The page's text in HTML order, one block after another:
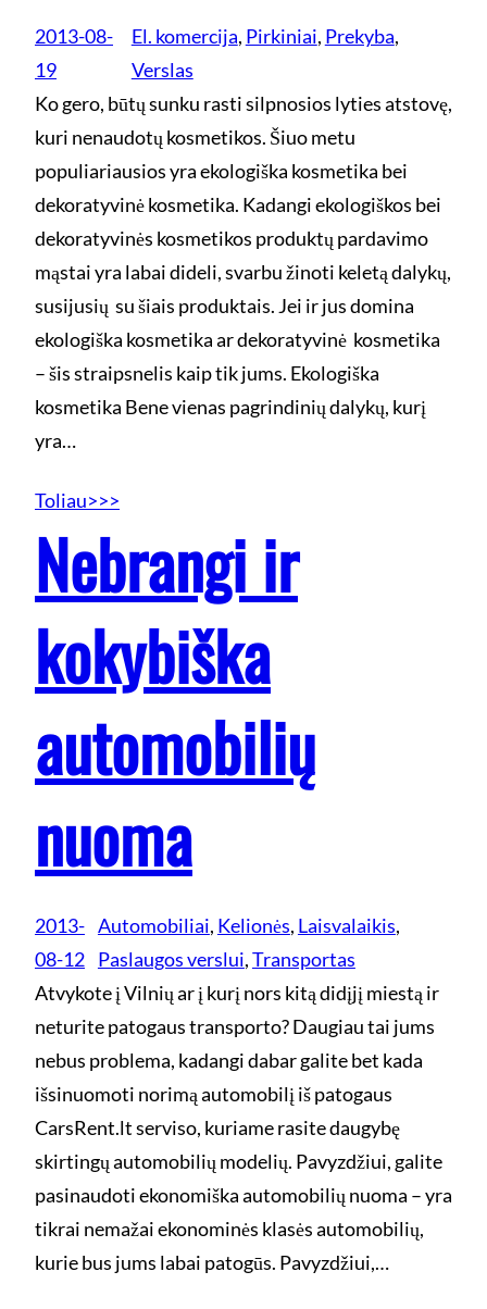
2013-08-
19
El. komercija, Pirkiniai, Prekyba
Verslas
Ko gero, būtų sunku rasti silpnosios lyties atstovę,
kuri nenaudotų kosmetikos. Šiuo metu
populiariausios yra ekologiška kosmetika bei
dekoratyvinė kosmetika. Kadangi ekologiškos bei
dekoratyvinės kosmetikos produktų pardavimo
mąstai yra labai dideli, svarbu žinoti keletą dalykų,
susijusių su šiais produktais. Jei ir jus domina
ekologiška kosmetika ar dekoratyvinė kosmetika
– šis straipsnelis kaip tik jums. Ekologiška
kosmetika Bene vienas pagrindinių dalykų, kurį
yra…
Toliau>>>
Nebrangi ir
kokybiška
automobilių
nuoma
2013-
08-12
Automobiliai, Kelionės, Laisvalaikis
Paslaugos verslui, Transportas
Atvykote į Vilnių ar į kurį nors kitą didįjį miestą ir
neturite patogaus transporto? Daugiau tai jums
nebus problema, kadangi dabar galite bet kada
išsinuomoti norimą automobilį iš patogaus
CarsRent.lt serviso, kuriame rasite daugybę
skirtingų automobilių modelių. Pavyzdžiui, galite
pasinaudoti ekonomiška automobilių nuoma – yra
tikrai nemažai ekonominės klasės automobilių,
kurie bus jums labai patogūs. Pavyzdžiui,…